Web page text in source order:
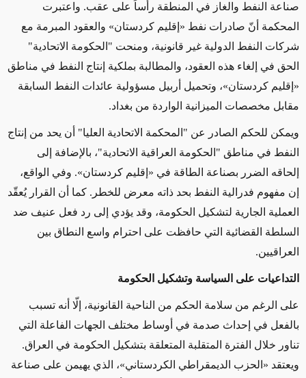
صناعة النفط والغاز في المنطقة رأساً على عقب. واعتبرت
المحكمة أنّ صادرات نفط «إقليم كردستان» والعقود المبرمة مع
شركات النفط الدولية غير قانونية، ومنحت "الحكومة الاتحادية"
الحق في إلغاء هذه العقود، والمطالبة بملكية إنتاج النفط في مناطق
«إقليم كردستان»، وتحميل أربيل مسؤولية عائدات النفط السابقة
مقابل مخصصات الميزانية الواردة من بغداد.
ويمكن للحكم الصادر عن "المحكمة الاتحادية العليا" أن يحد من إنتاج
النفط في مناطق "الحكومة العراقية الاتحادية"، بالإضافة إلى
إلحاقه الضرر بصناعة الطاقة في «إقليم كردستان». وفي الواقع،
إن مفهوم فدرالية النفط بحد ذاته معرض للخطر. كما أن القرار يُعقّد
العملية الجارية لتشكيل الحكومة، وقد يؤدي إلى رد فعل عنيف ضد
السلطة القضائية التي حافظت على احترام واسع النطاق بين
العراقيين.
التداعيات على السياسة وتشكيل الحكومة
على الرغم من سلامة الحكم من الناحية القانونية، إلّا أنه تسبب
بالفعل في إحداث صدمة في أوساط مختلف الجهات الفاعلة التي
تناور خلال الفترة المتقلبة المتعلقة بتشكيل الحكومة في العراق.
ويعتقد «الحزب الديمقراطي الكردستاني»، الذي يهيمن على صناعة